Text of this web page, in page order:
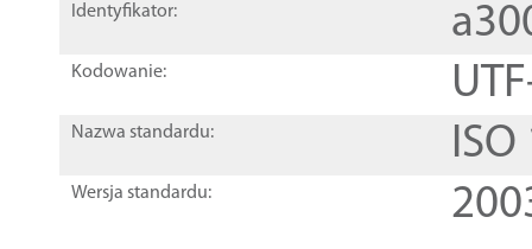
Identyfikator:
Kodowanie:
Nazwa standardu:
Wersja standardu: